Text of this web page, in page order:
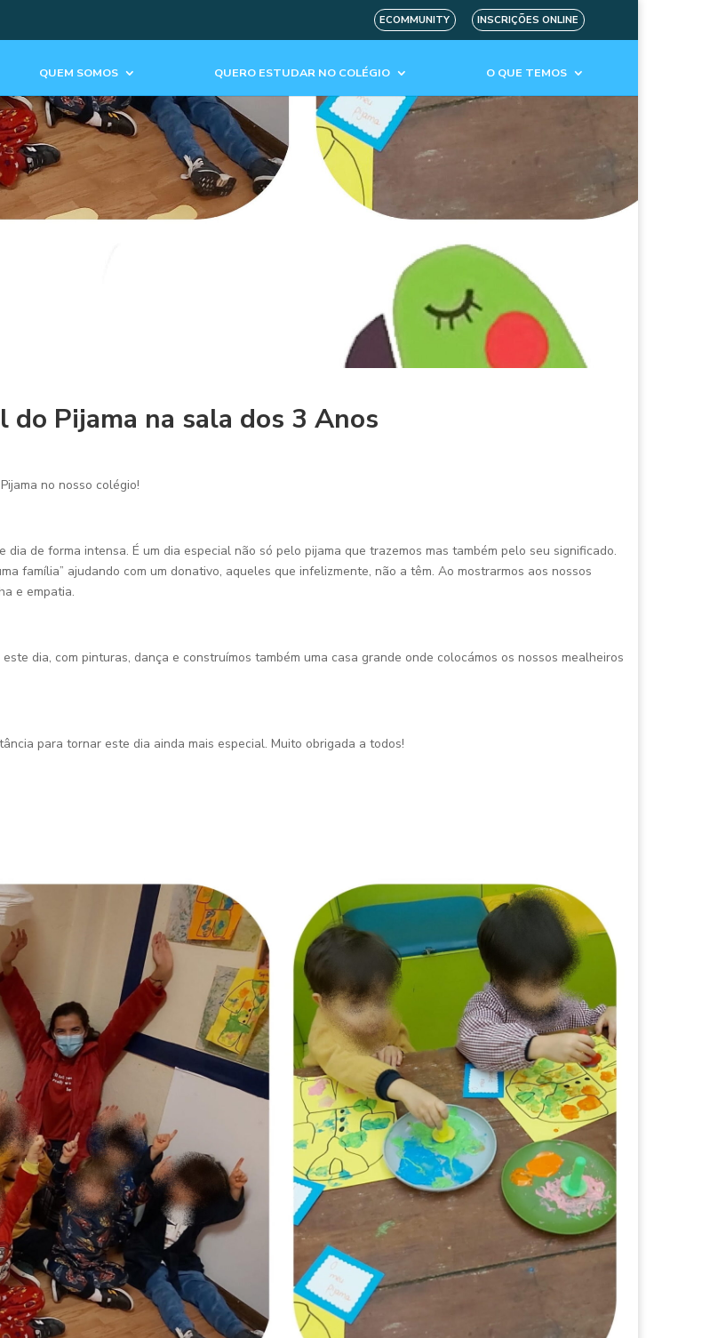
ECOMMUNITY INSCRIÇÕES ONLINE
QUEM SOMOS QUERO ESTUDAR NO COLÉGIO O QUE TEMOS
do Pijama na sala dos 3 Anos
no nosso colégio!
de forma intensa. É um dia especial não só pelo pijama que trazemos mas também pelo seu significado.
família” ajudando com um donativo, aqueles que infelizmente, não a têm. Ao mostrarmos aos nossos
e empatia.
dia, com pinturas, dança e construímos também uma casa grande onde colocámos os nossos mealheiros
para tornar este dia ainda mais especial. Muito obrigada a todos!